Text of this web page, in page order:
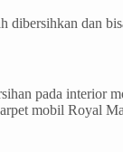
dibersihkan dan
pada interior
mobil Royal